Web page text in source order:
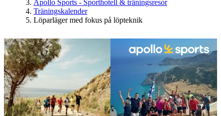
Apollo Sports - Sporthotell & träningsresor
Träningskalender
Löparläger med fokus på löpteknik